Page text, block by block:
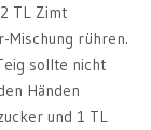
TL Zimt
Mischung rühren.
sollte nicht
Händen
und 1 TL